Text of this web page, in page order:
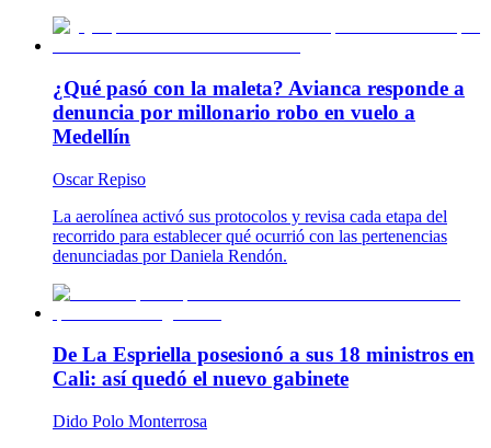
¿Qué pasó con la maleta? Avianca responde a
denuncia por millonario robo en vuelo a
Medellín
Oscar Repiso
La aerolínea activó sus protocolos y revisa cada etapa del
recorrido para establecer qué ocurrió con las pertenencias
denunciadas por Daniela Rendón.
De La Espriella posesionó a sus 18 ministros en
Cali: así quedó el nuevo gabinete
Dido Polo Monterrosa